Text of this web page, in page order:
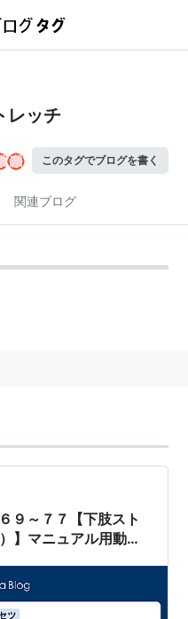
レッチ
このタグでブログを書く
関連ブログ
９～７７【下肢スト
】マニュアル用動画